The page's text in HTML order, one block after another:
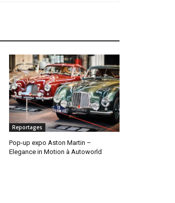
Reportages
Pop-up expo Aston Martin –
Elegance in Motion à Autoworld